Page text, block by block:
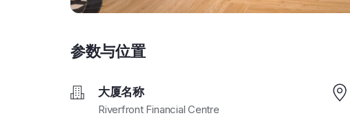
参数与位置
大厦名称
Riverfront Financial Centre